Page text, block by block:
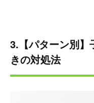
3.【パターン別】
きの対処法